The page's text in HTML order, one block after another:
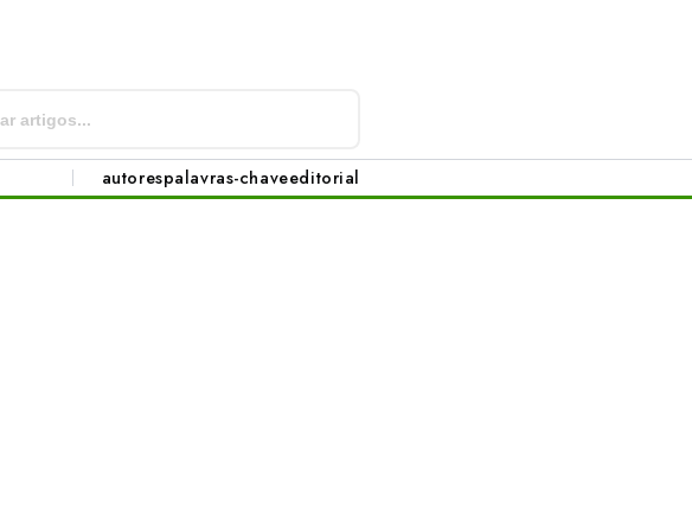
autorespalavras-chaveeditorial